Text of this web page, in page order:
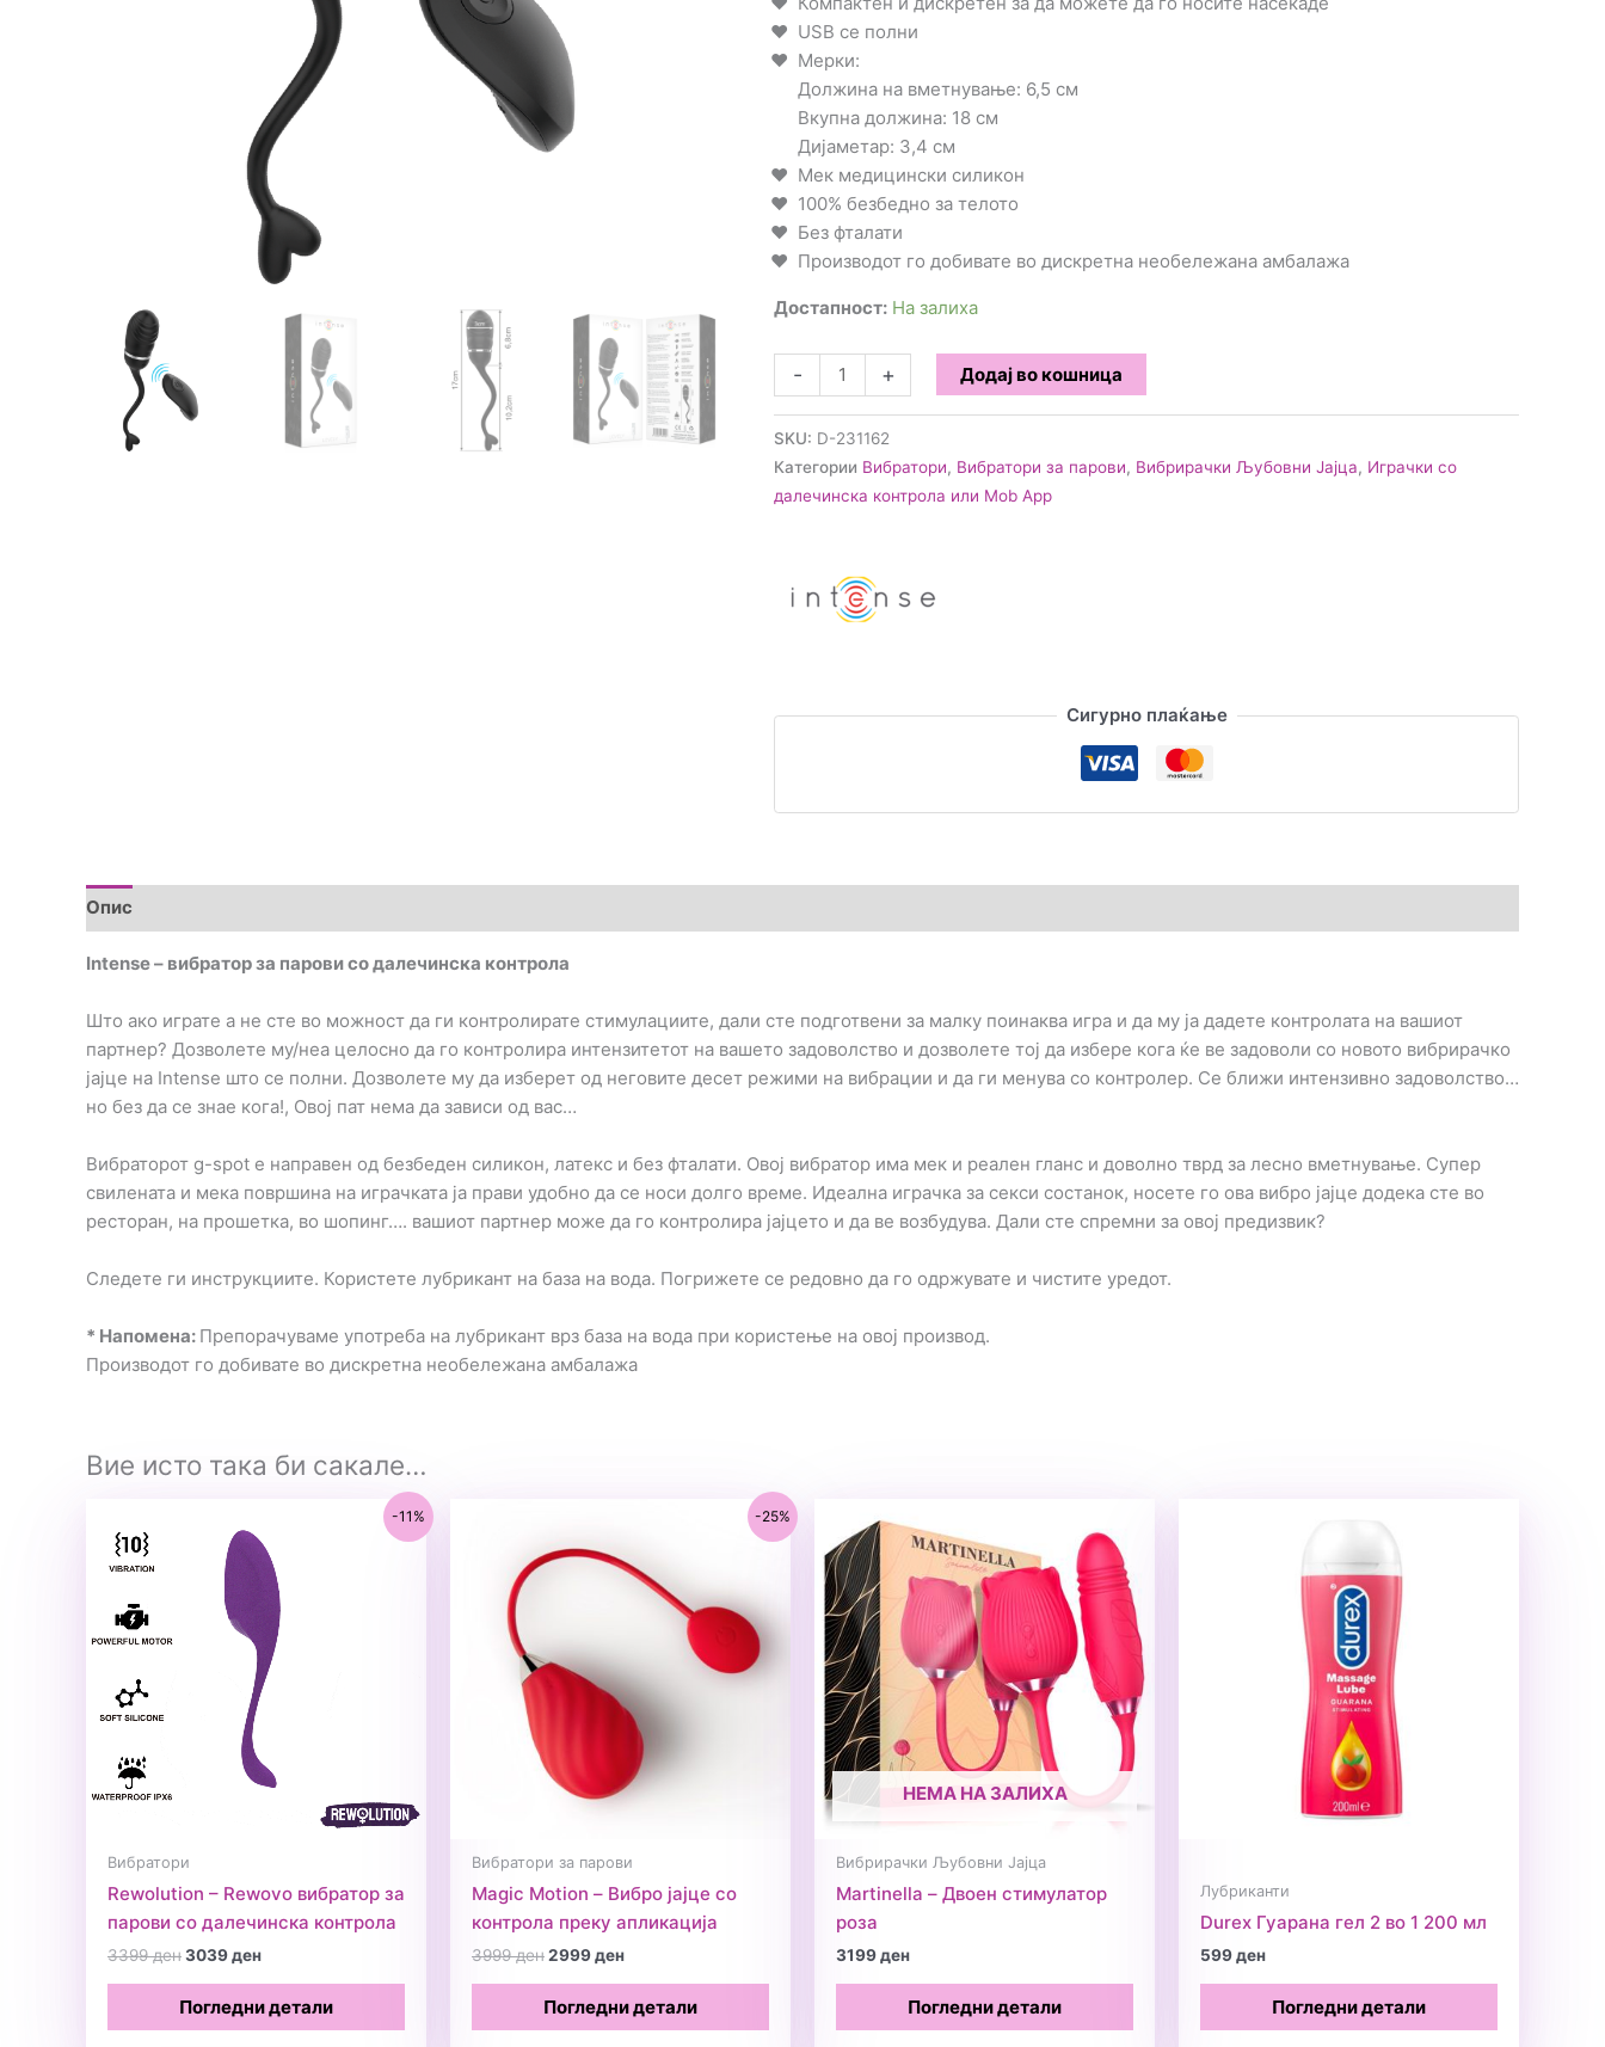
USB се полни
Мерки:
Должина на вметнување: 6,5 см
Вкупна должина: 18 см
Дијаметар: 3,4 см
Мек медицински силикон
100% безбедно за телото
Без фталати
Производот го добивате во дискретна необележана амбалажа
Достапност: На залиха
-
-
вибратор
за
парови
со
количина
+ Додај во кошница
SKU: D-231162
Категории Вибратори, Вибратори за парови, Вибрирачки Љубовни Јајца, Играчки со
далечинска контрола или Mob App
Сигурно плаќање
Опис
Intense – вибратор за парови со далечинска контрола
Што ако играте a не сте во можност да ги контролирате стимулациите, дали сте подготвени за малку поинаква игра и да му ја дадете контролата на вашиот
партнер? Дозволете му/неа целосно да го контролира интензитетот на вашето задоволство и дозволете тој да избере кога ќе ве задоволи со новото вибрирачко
јајце на Intense што се полни. Дозволете му да изберет од неговите десет режими на вибрации и да ги менува со контролер. Се ближи интензивно задоволство…
но без да се знае кога!, Овој пат нема да зависи од вас…
Вибраторот g-spot е направен од безбеден силикон, латекс и без фталати. Овој вибратор има мек и реален гланс и доволно тврд за лесно вметнување. Супер
свилената и мека површина на играчката ја прави удобно да се носи долго време. Идеална играчка за секси состанок, носете го ова вибро јајце додека сте во
ресторан, на прошетка, во шопинг…. вашиот партнер може да го контролира јајцето и да ве возбудува. Дали сте спремни за овој предизвик?
Следете ги инструкциите. Користете лубрикант на база на вода. Погрижете се редовно да го одржувате и чистите уредот.
* Напомена: Препорачуваме употреба на лубрикант врз база на вода при користење на овој производ.
Производот го добивате во дискретна необележана амбалажа
Вие исто така би сакале…
-11%
Вибратори
Rewolution – Rewovo вибратор за
парови со далечинска контрола
3399денOriginal
3399 ден.
3039денCurrent
3039 ден.
Погледни детали
-25%
Вибратори за парови
Magic Motion – Вибро јајце со
контрола преку апликација
3999денOriginal
3999 ден.
2999денCurrent
2999 ден.
Погледни детали
НЕМА НА ЗАЛИХА
Вибрирачки Љубовни Јајца
Martinella – Двоен стимулатор
роза
3199ден
Погледни детали
Лубриканти
Durex Гуарана гел 2 во 1 200 мл
599ден
Погледни детали